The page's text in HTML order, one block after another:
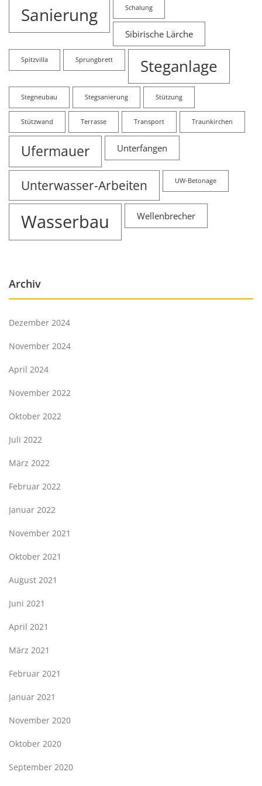
Sanierung Schalung
Sibirische Lärche
Spitzvilla Sprungbrett Steganlage
Stegneubau Stegsanierung Stützung
Stützwand Terrasse Transport Traunkirchen
Ufermauer Unterfangen
Unterwasser-Arbeiten UW-Betonage
Wasserbau Wellenbrecher
Archiv
Dezember 2024
November 2024
April 2024
November 2022
Oktober 2022
Juli 2022
März 2022
Februar 2022
Januar 2022
November 2021
Oktober 2021
August 2021
Juni 2021
April 2021
März 2021
Februar 2021
Januar 2021
November 2020
Oktober 2020
September 2020